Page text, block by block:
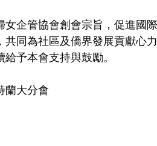
企管協會創會宗旨，促進國
同為社區及僑界發展貢獻心力
予本會支持與鼓勵。
蘭大分會